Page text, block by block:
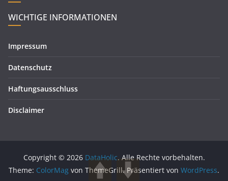
WICHTIGE INFORMATIONEN
Impressum
Datenschutz
Haftungsausschluss
Disclaimer
Copyright © 2026 DataHolic. Alle Rechte vorbehalten.
Theme: ColorMag von ThemeGrill. Präsentiert von WordPress.